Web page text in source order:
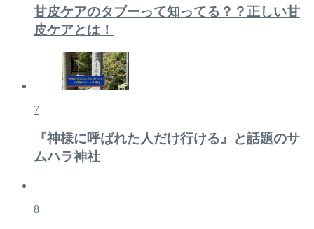
甘皮ケアのタブーって知ってる？？正しい甘
皮ケアとは！
7
『神様に呼ばれた人だけ行ける』と話題のサ
ムハラ神社
8